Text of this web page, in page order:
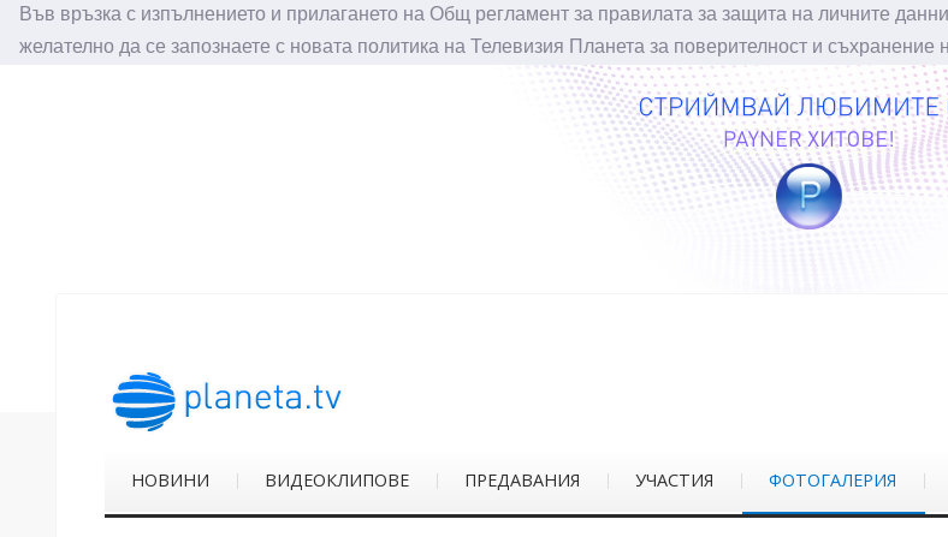
Във връзка с изпълнението и прилагането на Общ регламент за правилата за защита на личните
желателно да се запознаете с новата политика на Телевизия Планета за поверителност и съхранение
НОВИНИ ВИДЕОКЛИПОВЕ ПРЕДАВАНИЯ УЧАСТИЯ ФОТОГАЛЕРИЯ